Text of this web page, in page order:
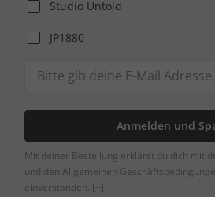
Studio Untold
JP1880
Anmelden und
Mit deiner Bestellung erklärst du dich mit
und den Allgemeinen
einverstanden. [+]